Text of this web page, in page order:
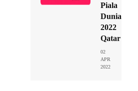
Piala
Dunia
2022
Qatar
02
APR
2022